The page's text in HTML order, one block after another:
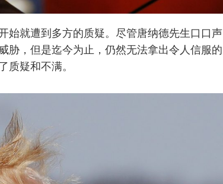
始就遭到多方的质疑。尽管唐纳德先生口口声
胁，但是迄今为止，仍然无法拿出令人信服的
疑和不满。